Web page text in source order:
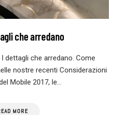
che arredano
dettagli che arredano. Come
nostre recenti Considerazioni
Mobile 2017, le…
MORE